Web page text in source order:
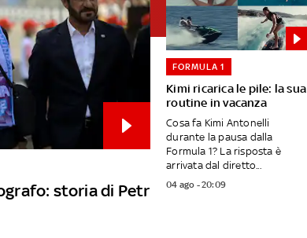
storia di Petr
Kimi ricarica le pile: la sua
routine in vacanza
FORMULA 1
Cosa fa Kimi Antonelli
durante la pausa dalla
Formula 1? La risposta è
arrivata dal diretto...
04 ago - 20:09